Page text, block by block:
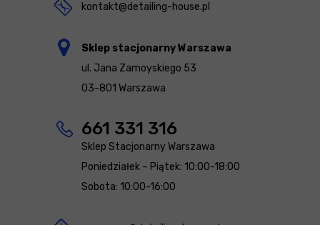
kontakt@detailing-house.pl
Sklep stacjonarny Warszawa
ul. Jana Zamoyskiego 53
03-801 Warszawa
661 331 316
Sklep Stacjonarny Warszawa
Poniedziałek – Piątek: 10:00-18:00
Sobota: 10:00-16:00